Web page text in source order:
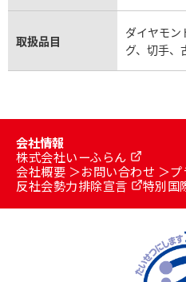
取扱品目
ダイヤモン
グ、切手、
会社情報
株式会社いーふらん
会社概要
お問い合わせ
反社会勢力排除宣言
特別国